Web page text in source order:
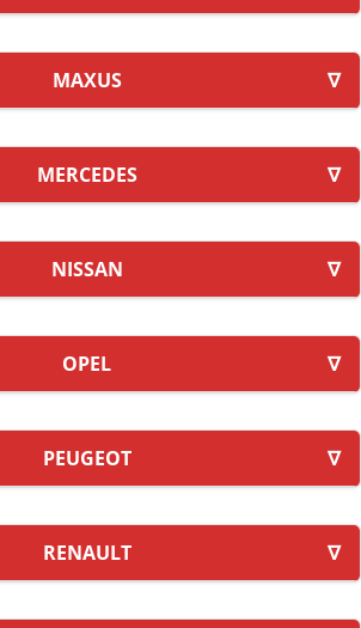
MAXUS
MERCEDES
NISSAN
OPEL
PEUGEOT
RENAULT